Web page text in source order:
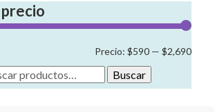
Precio:$590 —$2,690
Buscar